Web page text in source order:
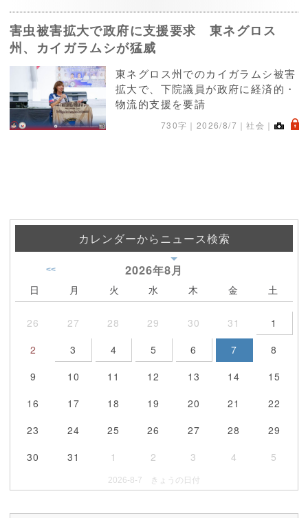
害虫被害拡大で政府に支援要求 東ネグロス
州、カイガラムシが猛威
東ネグロス州でのカイガラムシ被害
拡大で、下院議員が政府に経済的・
物流的支援を要請
730字｜ 2026/8/7 ｜社会｜ .
カレンダーからニュース検索
2026年8月
<<
日 月 火 水 木 金 土
26 27 28 29 30 31
1
2
3 4 5 6 7
8
9
10 11 12 13 14
15
16
17 18 19 20 21
22
23
24 25 26 27 28
29
30
31 1 2 3 4 5
2026-8-7 きょうの日付